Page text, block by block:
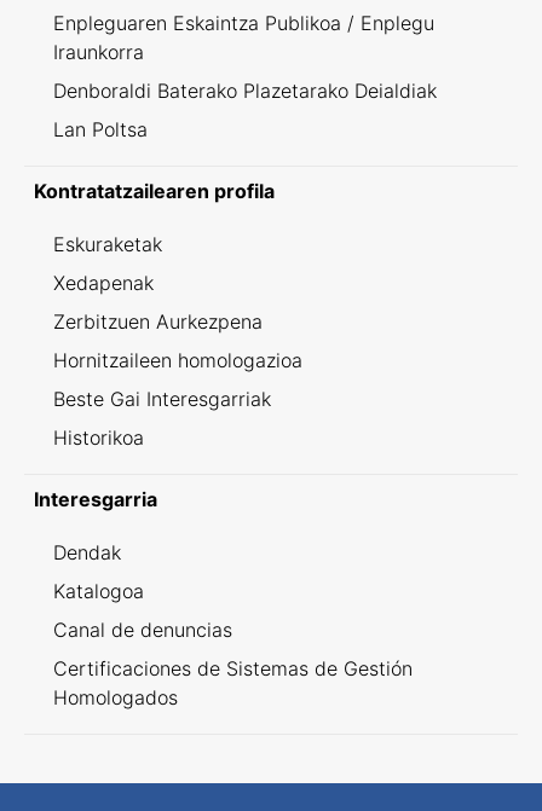
Enpleguaren Eskaintza Publikoa / Enplegu
Iraunkorra
Denboraldi Baterako Plazetarako Deialdiak
Lan Poltsa
Kontratatzailearen profila
Eskuraketak
Xedapenak
Zerbitzuen Aurkezpena
Hornitzaileen homologazioa
Beste Gai Interesgarriak
Historikoa
Interesgarria
Dendak
Katalogoa
Canal de denuncias
Certificaciones de Sistemas de Gestión
Homologados